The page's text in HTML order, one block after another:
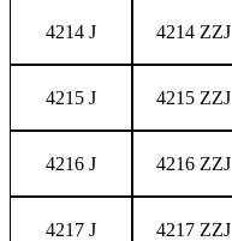
4214 J 4214 ZZJ
4215 J 4215 ZZJ
4216 J 4216 ZZJ
4217 J 4217 ZZJ